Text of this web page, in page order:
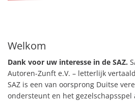
Welkom
Dank voor uw interesse in de SAZ.
Autoren-Zunft e.V. – letterlijk
SAZ is een van oorsprong Duitse
ondersteunt en het